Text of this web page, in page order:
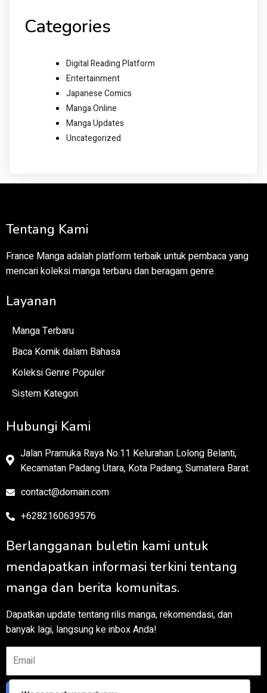
Categories
Digital Reading Platform
Entertainment
Japanese Comics
Manga Online
Manga Updates
Uncategorized
Tentang Kami
France Manga adalah platform terbaik untuk pembaca yang
mencari koleksi manga terbaru dan beragam genre.
Layanan
Manga Terbaru
Baca Komik dalam Bahasa
Koleksi Genre Populer
Sistem Kategori
Hubungi Kami
Jalan Pramuka Raya No.11 Kelurahan Lolong Belanti,
Kecamatan Padang Utara, Kota Padang, Sumatera Barat.
contact@domain.com
+6282160639576
Berlangganan buletin kami untuk
mendapatkan informasi terkini tentang
manga dan berita komunitas.
Dapatkan update tentang rilis manga, rekomendasi, dan
banyak lagi, langsung ke inbox Anda!